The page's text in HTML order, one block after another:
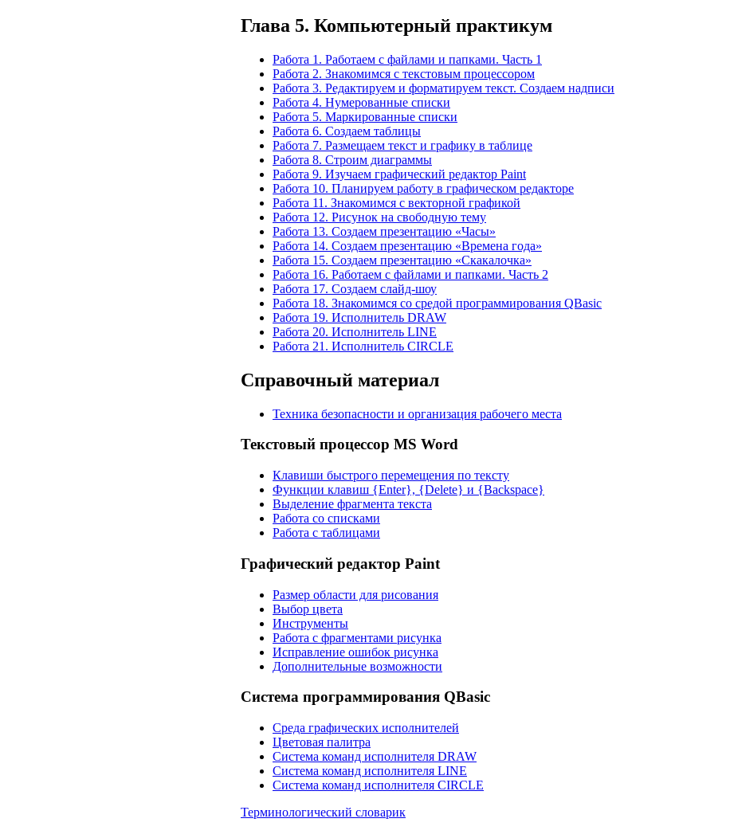
Глава 5. Компьютерный практикум
Работа 1. Работаем с файлами и папками. Часть 1
Работа 2. Знакомимся с текстовым процессором
Работа 3. Редактируем и форматируем текст. Создаем надписи
Работа 4. Нумерованные списки
Работа 5. Маркированные списки
Работа 6. Создаем таблицы
Работа 7. Размещаем текст и графику в таблице
Работа 8. Строим диаграммы
Работа 9. Изучаем графический редактор Paint
Работа 10. Планируем работу в графическом редакторе
Работа 11. Знакомимся с векторной графикой
Работа 12. Рисунок на свободную тему
Работа 13. Создаем презентацию «Часы»
Работа 14. Создаем презентацию «Времена года»
Работа 15. Создаем презентацию «Скакалочка»
Работа 16. Работаем с файлами и папками. Часть 2
Работа 17. Создаем слайд-шоу
Работа 18. Знакомимся со средой программирования QBasic
Работа 19. Исполнитель DRAW
Работа 20. Исполнитель LINE
Работа 21. Исполнитель CIRCLE
Справочный материал
Техника безопасности и организация рабочего места
Текстовый процессор MS Word
Клавиши быстрого перемещения по тексту
Функции клавиш {Enter}, {Delete} и {Backspace}
Выделение фрагмента текста
Работа со списками
Работа с таблицами
Графический редактор Paint
Размер области для рисования
Выбор цвета
Инструменты
Работа с фрагментами рисунка
Исправление ошибок рисунка
Дополнительные возможности
Система программирования QBasic
Среда графических исполнителей
Цветовая палитра
Система команд исполнителя DRAW
Система команд исполнителя LINE
Система команд исполнителя CIRCLE
Терминологический словарик